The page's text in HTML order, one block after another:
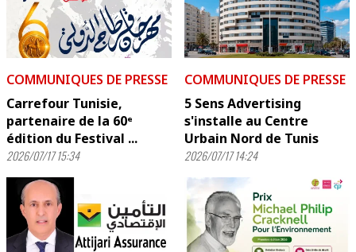
COMMUNIQUES DE PRESSE
Carrefour Tunisie,
partenaire de la 60ᵉ
édition du Festival ...
2026/07/17 15:34
COMMUNIQUES DE PRESSE
5 Sens Advertising
s'installe au Centre
Urbain Nord de Tunis
2026/07/17 14:24